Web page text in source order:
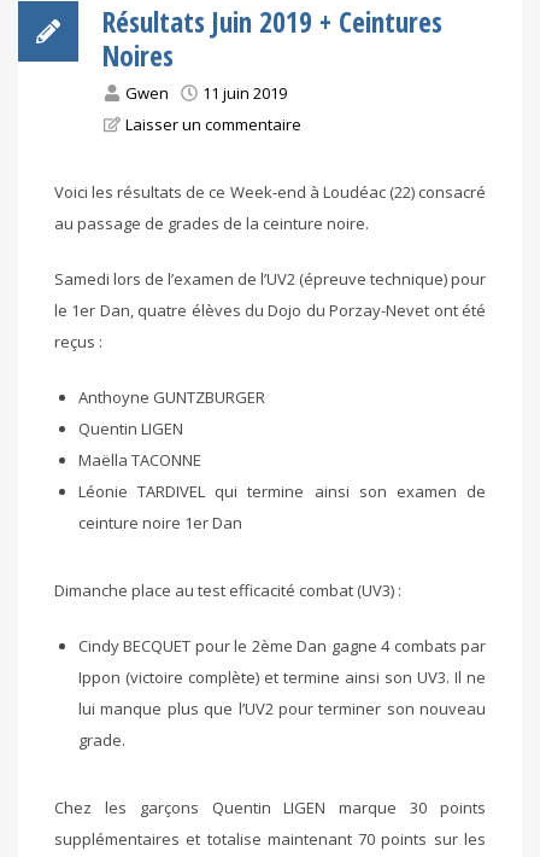
Résultats Juin 2019 + Ceintures
Noires
Gwen
11 juin 2019
Laisser un commentaire
Voici les résultats de ce Week-end à Loudéac (22) consacré
au passage de grades de la ceinture noire.
Samedi lors de l’examen de l’UV2 (épreuve technique) pour
le 1er Dan, quatre élèves du Dojo du Porzay-Nevet ont été
reçus :
Anthoyne GUNTZBURGER
Quentin LIGEN
Maëlla TACONNE
Léonie TARDIVEL qui termine ainsi son examen de
ceinture noire 1er Dan
Dimanche place au test efficacité combat (UV3) :
Cindy BECQUET pour le 2ème Dan gagne 4 combats par
Ippon (victoire complète) et termine ainsi son UV3. Il ne
lui manque plus que l’UV2 pour terminer son nouveau
grade.
Chez les garçons Quentin LIGEN marque 30 points
supplémentaires et totalise maintenant 70 points sur les